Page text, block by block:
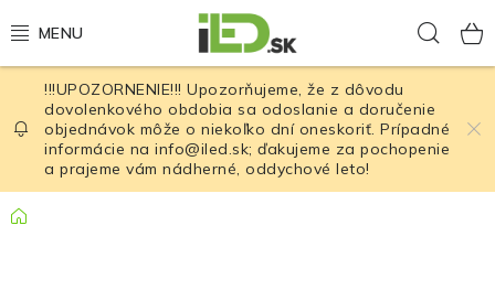
na
LED osvetlenie
LED baterky
LED čelovky
!!!UPOZORNENIE!!! Upozorňujeme, že z dôvodu
dovolenkového obdobia sa odoslanie a doručenie
objednávok môže o niekoľko dní oneskoriť. Prípadné
informácie na info@iled.sk; ďakujeme za pochopenie
a prajeme vám nádherné, oddychové leto!
Domov